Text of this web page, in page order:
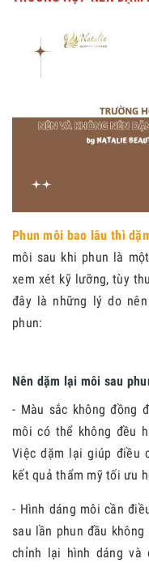
Phun môi bao lâu thì
môi sau khi phun là
xem xét kỹ lưỡng, tùy
đây là những lý do
phun:
Nên dặm lại môi sau
- Màu sắc không đồng
môi có thể không đều
Việc dặm lại giúp điều
kết quả thẩm mỹ tối ưu
- Hình dáng môi cần
sau lần phun đầu
chỉnh lại hình dáng